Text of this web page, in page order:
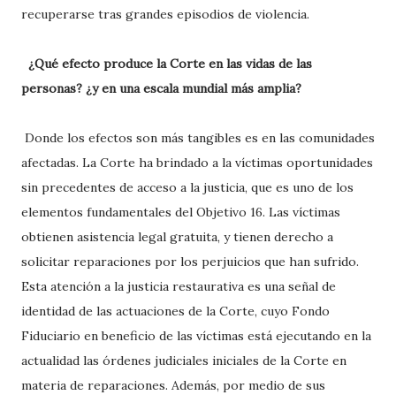
recuperarse tras grandes episodios de violencia.
¿Qué efecto produce la Corte en las vidas de las
personas? ¿y en una escala mundial más amplia?
Donde los efectos son más tangibles es en las comunidades
afectadas. La Corte ha brindado a la víctimas oportunidades
sin precedentes de acceso a la justicia, que es uno de los
elementos fundamentales del Objetivo 16. Las víctimas
obtienen asistencia legal gratuita, y tienen derecho a
solicitar reparaciones por los perjuicios que han sufrido.
Esta atención a la justicia restaurativa es una señal de
identidad de las actuaciones de la Corte, cuyo Fondo
Fiduciario en beneficio de las víctimas está ejecutando en la
actualidad las órdenes judiciales iniciales de la Corte en
materia de reparaciones. Además, por medio de sus